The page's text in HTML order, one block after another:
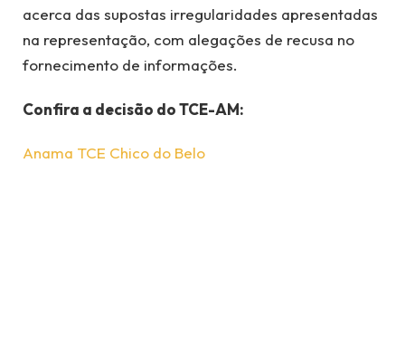
acerca das supostas irregularidades apresentadas
na representação, com alegações de recusa no
fornecimento de informações.
Confira a decisão do TCE-AM:
Anama TCE Chico do Belo